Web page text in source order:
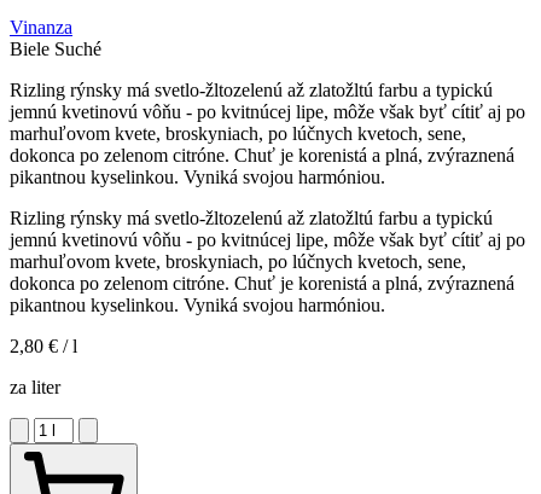
Vinanza
Biele Suché
Rizling rýnsky má svetlo-žltozelenú až zlatožltú farbu a typickú
jemnú kvetinovú vôňu - po kvitnúcej lipe, môže však byť cítiť aj po
marhuľovom kvete, broskyniach, po lúčnych kvetoch, sene,
dokonca po zelenom citróne. Chuť je korenistá a plná, zvýraznená
pikantnou kyselinkou. Vyniká svojou harmóniou.
Rizling rýnsky má svetlo-žltozelenú až zlatožltú farbu a typickú
jemnú kvetinovú vôňu - po kvitnúcej lipe, môže však byť cítiť aj po
marhuľovom kvete, broskyniach, po lúčnych kvetoch, sene,
dokonca po zelenom citróne. Chuť je korenistá a plná, zvýraznená
pikantnou kyselinkou. Vyniká svojou harmóniou.
2,80 € / l
za liter